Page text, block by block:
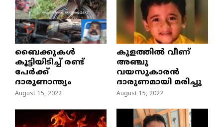
ബൈക്കുകൾ
കൂട്ടിയിടിച്ച് രണ്ട്
പേർക്ക്
ദാരുണാന്ത്യം
August 15, 2022
കുളത്തില്‍ വീണ്
അഞ്ചു
വയസുകാരന്‍
ദാരുണമായി മരിച്ചു
August 15, 2022